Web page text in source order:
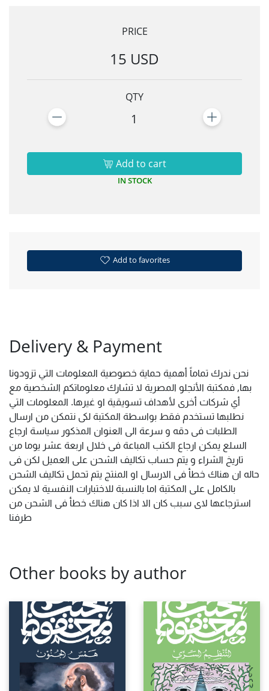
PRICE
15 USD
QTY
1
Add to cart
IN STOCK
Add to favorites
Delivery & Payment
نحن ندرك تماماً أهمية حماية خصوصية المعلومات التي تزودونا
بها, فمكتبة الأنجلو المصرية لا تشارك معلوماتكم الشخصية مع
أي شركات أخرى لأهداف تسويقية او غيرها. المعلومات التي
نطلبها تستخدم فقط بواسطة المكتبة لكى نتمكن من ارسال
الطلبات فى دقه و سرعة الى العنوان المذكور سياسة ارجاع
السلع يمكن ارجاع الكتب المباعة فى خلال اربعة عشر يوما من
تاريخ الشراء و يتم حساب تكاليف الشحن على العميل لكن فى
حاله ان هناك خطأ فى الارسال او المنتج يتم تحمل تكاليف الشحن
بالكامل على المكتبة اما بالنسبة للاختبارات النفسية لا يمكن
استرجاعها لاى سبب كان الا اذا كان هناك خطأ فى الشحن من
طرفنا
Other books by author